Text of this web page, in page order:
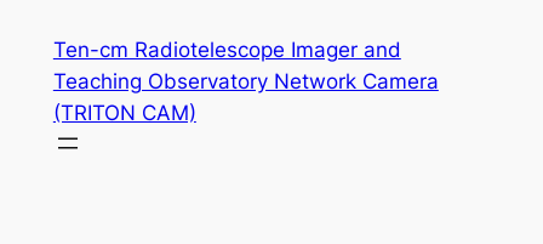
content
Ten-cm Radiotelescope Imager and
Teaching Observatory Network Camera
(TRITON CAM)